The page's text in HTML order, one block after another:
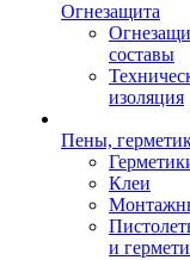
Огнезащита
составы
изоляция
Пены,
Клеи
и